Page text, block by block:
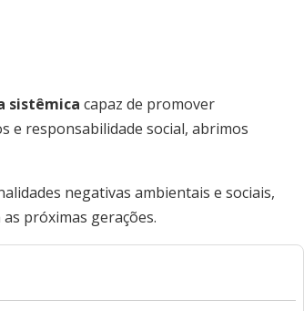
sistêmica capaz de promover
e responsabilidade social, abrimos
negativas ambientais e sociais,
próximas gerações.